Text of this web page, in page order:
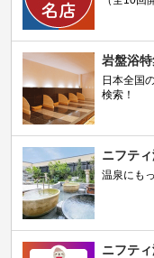
岩盤浴
日本全国
検索！
ニフテ
温泉にも
ニフテ